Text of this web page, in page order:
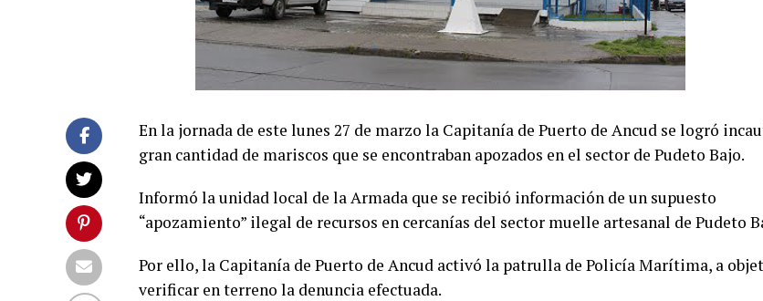
En la jornada de este lunes 27 de marzo la Capitanía de Puerto de Ancud se logró
gran cantidad de mariscos que se encontraban apozados en el sector de Pudeto Bajo.
Informó la unidad local de la Armada que se recibió información de un supuesto
“apozamiento” ilegal de recursos en cercanías del sector muelle artesanal de Pudeto
Por ello, la Capitanía de Puerto de Ancud activó la patrulla de Policía Marítima, a
verificar en terreno la denuncia efectuada.